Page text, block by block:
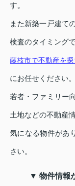
す。
また新築一戸建て
検査のタイミング
藤枝市で不動産を
にお任せください。
若者・ファミリー
土地などの不動産
気になる物件があ
さい。
▼ 物件情報